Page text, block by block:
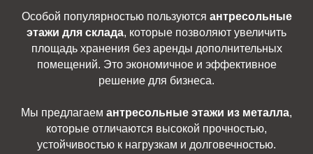
Особой популярностью пользуются антресольные
этажи для склада, которые позволяют увеличить
площадь хранения без аренды дополнительных
помещений. Это экономичное и эффективное
решение для бизнеса.
Мы предлагаем антресольные этажи из металла,
которые отличаются высокой прочностью,
устойчивостью к нагрузкам и долговечностью.